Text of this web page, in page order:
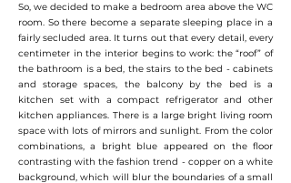
So, we decided to make a bedroom area above the WC
room. So there become a separate sleeping place in a
fairly secluded area. It turns out that every detail, every
centimeter in the interior begins to work: the “roof” of
the bathroom is a bed, the stairs to the bed - cabinets
and storage spaces, the balcony by the bed is a
kitchen set with a compact refrigerator and other
kitchen appliances. There is a large bright living room
space with lots of mirrors and sunlight. From the color
combinations, a bright blue appeared on the floor
contrasting with the fashion trend - copper on a white
background, which will blur the boundaries of a small